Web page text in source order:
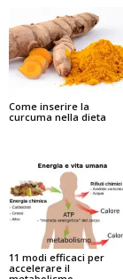
Come inserire la
curcuma nella dieta
11 modi efficaci per
accelerare il